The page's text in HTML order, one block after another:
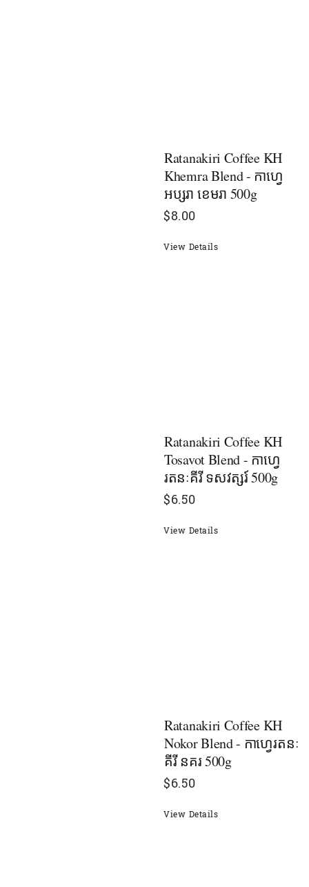
Ratanakiri Coffee KH
Khemra Blend - កាហ្វេ
អប្សរា ខេមរា 500g
$8.00
View Details
Ratanakiri Coffee KH
Tosavot Blend - កាហ្វេ
រតនៈគីរី ទសវត្សរ៍ 500g
$6.50
View Details
Ratanakiri Coffee KH
Nokor Blend - កាហ្វេរតនៈ
គីរី នគរ 500g
$6.50
View Details